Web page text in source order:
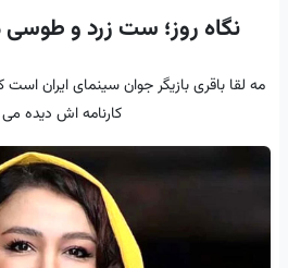
نگاه روز؛ ست زرد و طوسی
مه‌ لقا باقری بازیگر جوان سینمای ایران
کارنامه اش دیده